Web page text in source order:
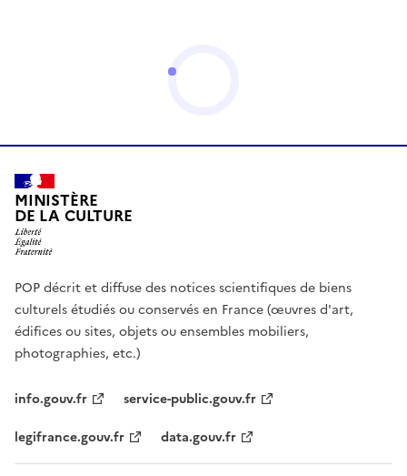
MINISTÈRE
DE LA CULTURE
POP décrit et diffuse des notices scientifiques de biens
culturels étudiés ou conservés en France (œuvres d'art,
édifices ou sites, objets ou ensembles mobiliers,
photographies, etc.)
info.gouv.fr
service-public.gouv.fr
legifrance.gouv.fr
data.gouv.fr